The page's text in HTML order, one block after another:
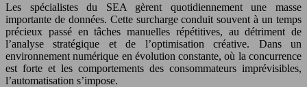
Les spécialistes du SEA gèrent quotidiennement une masse
importante de données. Cette surcharge conduit souvent à un temps
précieux passé en tâches manuelles répétitives, au détriment de
l’analyse stratégique et de l’optimisation créative. Dans un
environnement numérique en évolution constante, où la concurrence
est forte et les comportements des consommateurs imprévisibles,
l’automatisation s’impose.